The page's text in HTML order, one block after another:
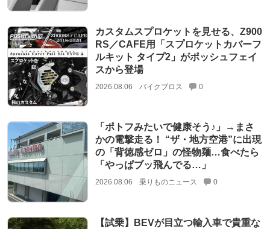
カスタムスプロケットを見せる、Z900
RS／CAFE用「スプロケットカバーフ
ルキット タイプ2」がポッシュフェイ
スから登場
2026.08.06 バイクブロス 0
「ポトフみたいで健康そう♪」→まさ
かの電撃走る！ “ザ・地方空港”に出現
の「背徳感ゼロ」の怪物麺…食べたら
「やっぱブッ飛んでる…」
2026.08.06 乗りものニュース 0
【試乗】BEVが目立つ輸入車で貴重な